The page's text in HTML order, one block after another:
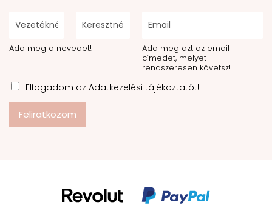
Add meg a nevedet!
Add meg azt az email
címedet, melyet
rendszeresen követsz!
Elfogadom az Adatkezelési tájékoztatót!
Feliratkozom